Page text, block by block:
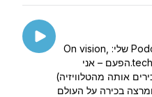
מוזמנים להאזין לפרק נוסף ב-Podcast שלי: On vision,
technology innovation and Money.הפעם – אני
אותה מהטלוויזיה)
בכירה על העולם